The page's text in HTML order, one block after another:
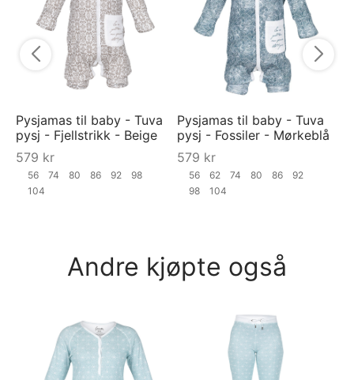
Pysjamas til baby - Tuva
pysj - Fjellstrikk - Beige
579 kr
56 74 80 86 92
98
104
Pysjamas til baby - Tuva
pysj - Fossiler - Mørkeblå
579 kr
56 62 74 80 86
92
98
104
Andre kjøpte også